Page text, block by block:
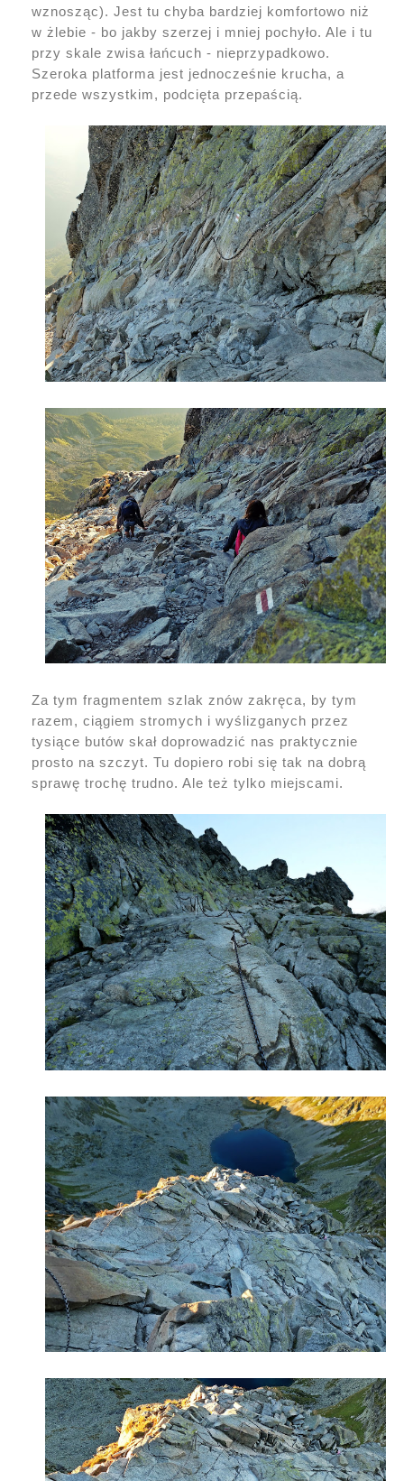
wznosząc). Jest tu chyba bardziej komfortowo niż
w żlebie - bo jakby szerzej i mniej pochyło. Ale i tu
przy skale zwisa łańcuch - nieprzypadkowo.
Szeroka platforma jest jednocześnie krucha, a
przede wszystkim, podcięta przepaścią.
Za tym fragmentem szlak znów zakręca, by tym
razem, ciągiem stromych i wyślizganych przez
tysiące butów skał doprowadzić nas praktycznie
prosto na szczyt. Tu dopiero robi się tak na dobrą
sprawę trochę trudno. Ale też tylko miejscami.